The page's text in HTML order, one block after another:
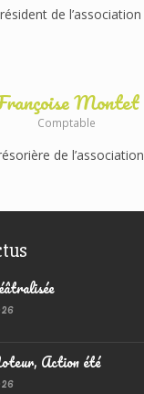
de l’association
Montet
Comptable
de l’association
Action été